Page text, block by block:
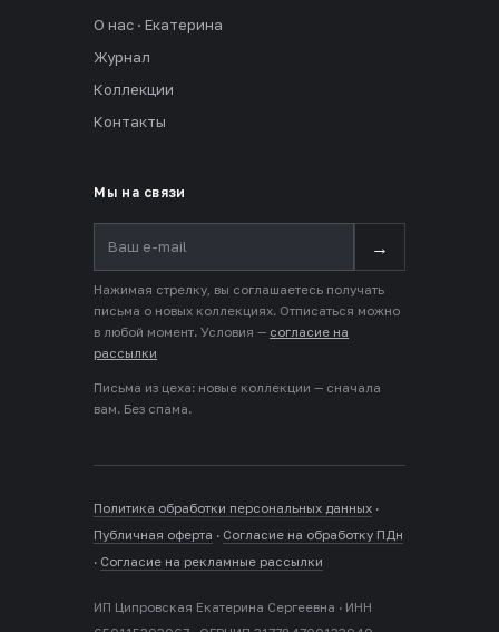
О нас · Екатерина
Журнал
Коллекции
Контакты
Мы на связи
→
Нажимая стрелку, вы соглашаетесь получать
письма о новых коллекциях. Отписаться можно
в любой момент. Условия — согласие на
рассылки
Письма из цеха: новые коллекции — сначала
вам. Без спама.
Политика обработки персональных данных ·
Публичная оферта · Согласие на обработку ПДн
· Согласие на рекламные рассылки
ИП Ципровская Екатерина Сергеевна · ИНН